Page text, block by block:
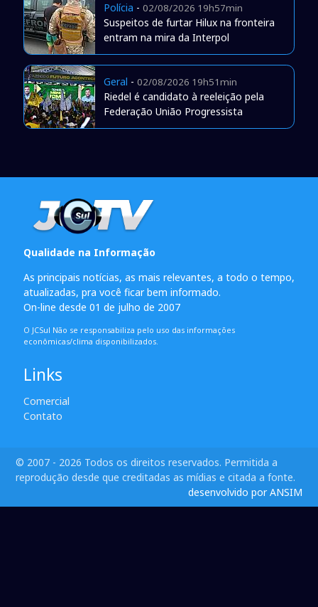
Polícia - 02/08/2026 19h57min
Suspeitos de furtar Hilux na fronteira
entram na mira da Interpol
Geral - 02/08/2026 19h51min
Riedel é candidato à reeleição pela
Federação União Progressista
Qualidade na Informação
As principais notícias, as mais relevantes, a todo o tempo,
atualizadas, pra você ficar bem informado.
On-line desde 01 de julho de 2007
O JCSul Não se responsabiliza pelo uso das informações
econômicas/clima disponibilizados.
Links
Comercial
Contato
© 2007 - 2026 Todos os direitos reservados. Permitida a
reprodução desde que creditadas as mídias e citada a fonte.
desenvolvido por ANSIM